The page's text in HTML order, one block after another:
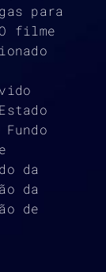
para
filme
da
da
de